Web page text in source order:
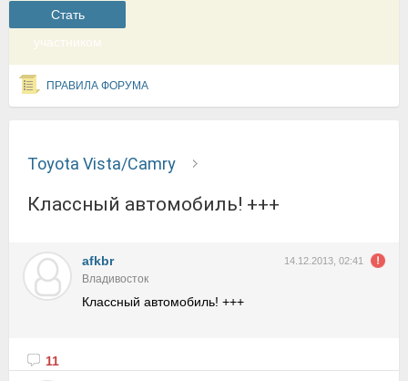
Cтать
участником
ПРАВИЛА ФОРУМА
Toyota Vista/Camry
Классный автомобиль! +++
afkbr 14.12.2013, 02:41
Владивосток
Классный автомобиль! +++
11